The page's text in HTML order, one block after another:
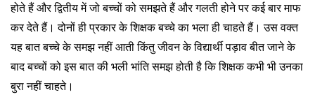
होते हैं और द्वितीय में जो बच्चों को समझते हैं और गलती होने पर कई बार माफ
कर देते हैं। दोनों ही प्रकार के शिक्षक बच्चे का भला ही चाहते हैं। उस वक्त
यह बात बच्चे के समझ नहीं आती किंतु जीवन के विद्यार्थी पड़ाव बीत जाने के
बाद बच्चों को इस बात की भली भांति समझ होती है कि शिक्षक कभी भी उनका
बुरा नहीं चाहते।